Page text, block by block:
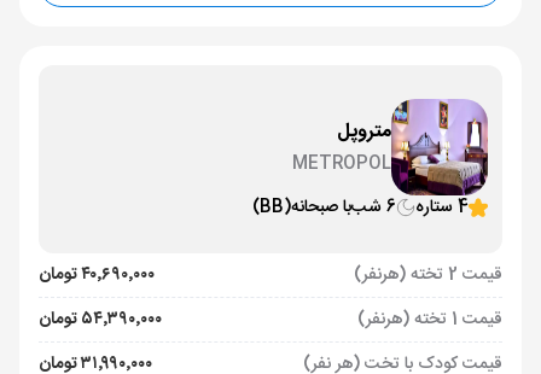
متروپل
METROPOL
4 ستاره
6 شب با صبحانه(BB)
قیمت 2 تخته (هرنفر)
۴۰٬۶۹۰٬۰۰۰ تومان
قیمت 1 تخته (هرنفر)
۵۴٬۳۹۰٬۰۰۰ تومان
قیمت کودک با تخت (هر نفر)
۳۱٬۹۹۰٬۰۰۰ تومان